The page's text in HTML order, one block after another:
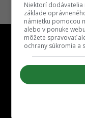
Previous
1 2
Kontakt
Niektorí dodávatelia
základe
námietku pomocou
alebo v ponuke
môžete spravovať
ochrany súkromia a